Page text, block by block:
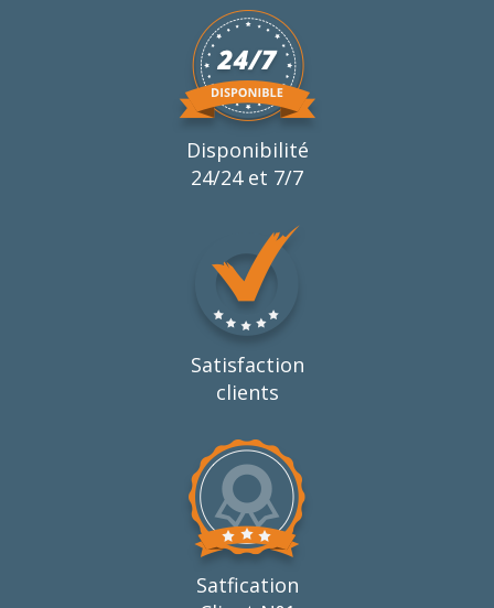
Disponibilité
24/24 et 7/7
Satisfaction
clients
Satfication